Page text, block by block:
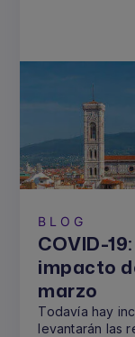
BLOG
COVID-
impacto
marzo
Todavía hay
levantarán las